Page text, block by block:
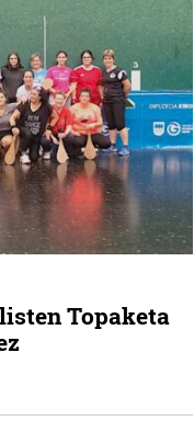
Topaketa